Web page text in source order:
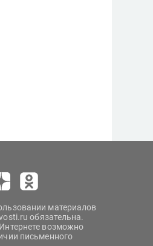
материалов
обязательна.
возможно
письменного